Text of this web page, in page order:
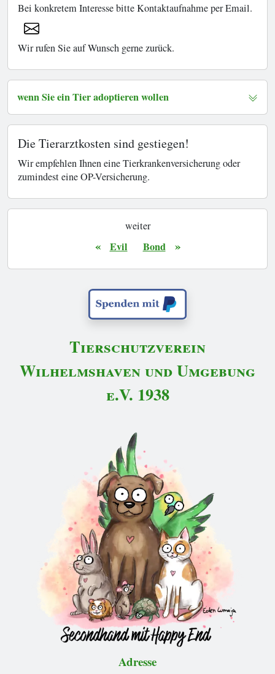
Bei konkretem Interesse bitte Kontaktaufnahme per Email.
Wir rufen Sie auf Wunsch gerne zurück.
wenn Sie ein Tier adoptieren wollen
Die Tierarztkosten sind gestiegen!
Wir empfehlen Ihnen eine Tierkrankenversicherung oder
zumindest eine OP-Versicherung.
weiter
« Evil Bond »
Tierschutzverein
Wilhelmshaven und Umgebung
e.V. 1938
Adresse